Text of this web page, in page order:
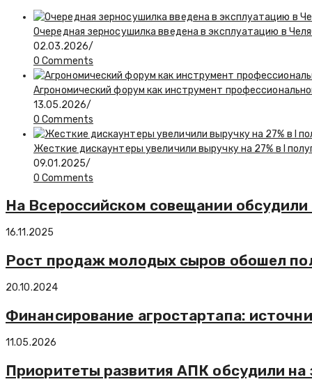
Очередная зерносушилка введена в эксплуатацию в
02.03.2026/
0 Comments
Агрономический форум как инструмент
13.05.2026/
0 Comments
Жесткие дискаунтеры увеличили выручку на 27% в I
09.01.2025/
0 Comments
На Всероссийском совещании
16.11.2025
Рост продаж молодых сыров обошел
20.10.2024
Финансирование агростартапа:
11.05.2026
Приоритеты развития АПК обсудили на